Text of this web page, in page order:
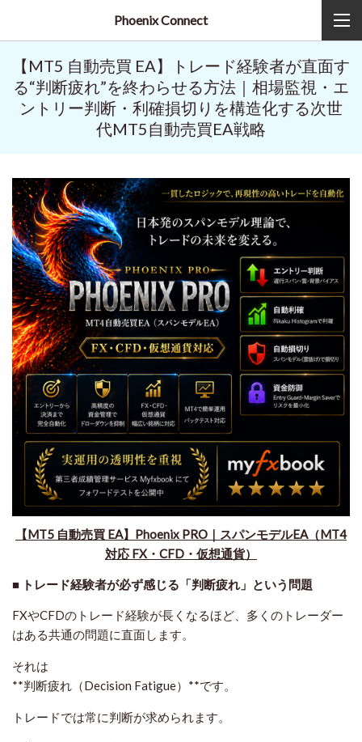
Phoenix Connect
【MT5 自動売買 EA】トレード経験者が直面す
る“判断疲れ”を終わらせる方法｜相場監視・エ
ントリー判断・利確損切りを構造化する次世
代MT5自動売買EA戦略
​【MT5 自動売買 EA】Phoenix PRO｜スパンモデルEA（MT4
対応 FX・CFD・仮想通貨）
■ トレード経験者が必ず感じる「判断疲れ」という問題
FXやCFDのトレード経験が長くなるほど、多くのトレーダー
はある共通の問題に直面します。
それは
**判断疲れ（Decision Fatigue）**です。
トレードでは常に判断が求められます。